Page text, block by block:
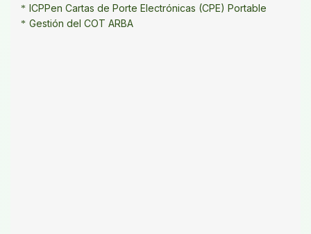
ICPPen Cartas de Porte Electrónicas (CPE) Portable
Gestión del COT ARBA